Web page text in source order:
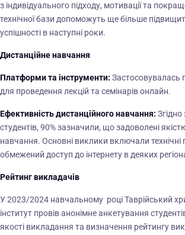
з індивідуального підходу, мотивації та
технічної бази допоможуть ще більше
успішності в наступні роки.
Дистанційне навчання
Платформи та інструменти:
для проведення лекцій та семінарів онлайн.
Ефективність дистанційного навчання:
студентів, 90% зазначили, що задоволені
навчання. Основні виклики включали технічні
обмежений доступ до інтернету в деяких
Рейтинг викладачів
У 2023/2024 навчальному році Таврійський
інститут провів анонімне анкетування
якості викладання та визначення рейтингу